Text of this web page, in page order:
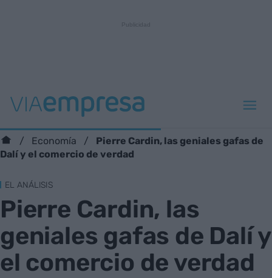
Economía
Pierre Cardin, las geniales gafas de
Dalí y el comercio de verdad
EL ANÁLISIS
Pierre Cardin, las
geniales gafas de Dalí y
el comercio de verdad